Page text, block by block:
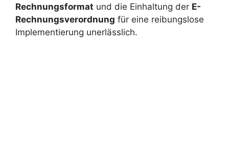
Rechnungsformat und die Einhaltung der E-
Rechnungsverordnung für eine reibungslose
Implementierung unerlässlich.